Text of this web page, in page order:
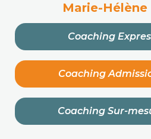
Marie-Hélène
Coaching
Coaching
Coaching Sur-